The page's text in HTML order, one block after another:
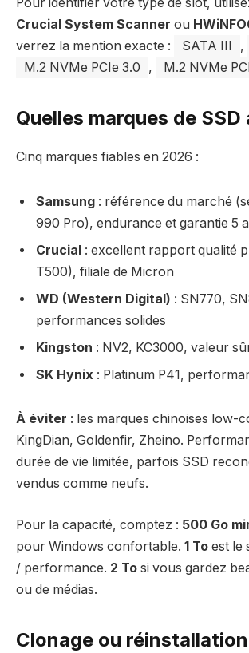
Crucial System Scanner ou
verrez la mention exacte :
SATA III ,
M.2 NVMe PCIe 3.0
, M.2 NVMe
Quelles marques de SSD
Cinq marques fiables en 2026 :
Samsung : référence du marché
990 Pro), endurance et garantie 5
Crucial : excellent rapport qualité
T500), filiale de Micron
WD (Western Digital) : SN770,
performances solides
Kingston : NV2, KC3000, valeur
SK Hynix : Platinum P41,
À éviter : les marques chinoises low-
KingDian, Goldenfir, Zheino.
durée de vie limitée, parfois SSD
vendus comme neufs.
Pour la capacité, comptez : 500 Go
pour Windows confortable. 1 To est le
/ performance. 2 To si vous gardez
ou de médias.
Clonage ou